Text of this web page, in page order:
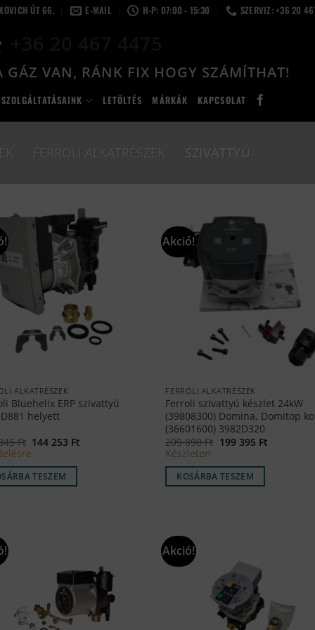
ÚT 66. E-MAIL H-P: 07:00 - 15:30 SZERVIZ: +36 20
GÁZ VAN, RÁNK FIX HOGY SZÁMÍTHAT!
SZOLGÁLTATÁSAINK LETÖLTÉS MÁRKÁK KAPCSOLAT
FERROLI ALKATRÉSZEK SZIVATTYÚ
ALKATRÉSZEK
Bluehelix ERP szivattyú
helyett
Ft Original
151
845 Ft.
144 253 Ft
TESZEM
Akció!
FERROLI ALKATRÉSZEK
Ferroli szivattyú készlet 24kW
(39808300) Domina, Domitop
(36601600) 3982D320
209 890Ft Original
209
890 Ft.
199 395 FtCurrent
Készleten
KOSÁRBA TESZEM
Akció!